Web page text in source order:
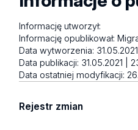
Informację utworzył:
Informację opublikował:
Data wytworzenia:
Data publikacji: 31.05.2021 |
Data ostatniej modyfikacji:
Rejestr zmian